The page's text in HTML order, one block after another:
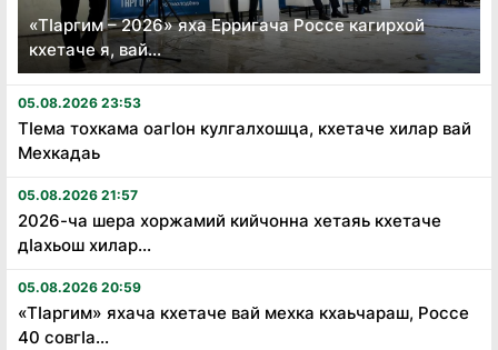
«Тӏаргим – 2026» яха Ерригача Россе кагирхой
кхетаче я, вай...
05.08.2026 23:53
Тӏема тохкама оагӏон кулгалхошца, кхетаче хилар вай
Мехкадаь
05.08.2026 21:57
2026-ча шера хоржамий кийчонна хетаяь кхетаче
дӏахьош хилар...
05.08.2026 20:59
«Тӏаргим» яхача кхетаче вай мехка кхаьчараш, Россе
40 совгӏа...